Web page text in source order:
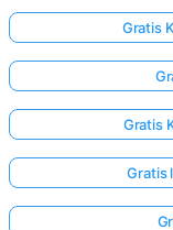
Gratis
Gratis
Gratis